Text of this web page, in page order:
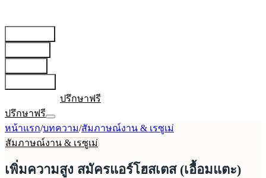
ปรึกษาฟรี
ปรึกษาฟรี
หน้าแรก/บทความ/สัมภาษณ์งาน & เรซูเม่
สัมภาษณ์งาน & เรซูเม่
เพิ่มความสูง สมัครแอร์โฮสเตส (เอื้อมแตะ)